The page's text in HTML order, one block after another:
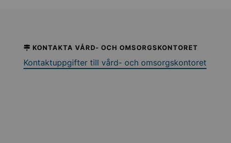
KONTAKTA VÅRD- OCH OMSORGSKONTORET
Kontaktuppgifter till vård- och omsorgskontoret